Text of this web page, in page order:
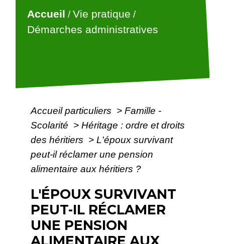
Accueil /Vie pratique /
Démarches administratives
Accueil particuliers > Famille -
Scolarité > Héritage : ordre et droits
des héritiers > L'époux survivant
peut-il réclamer une pension
alimentaire aux héritiers ?
L'ÉPOUX SURVIVANT
PEUT-IL RÉCLAMER
UNE PENSION